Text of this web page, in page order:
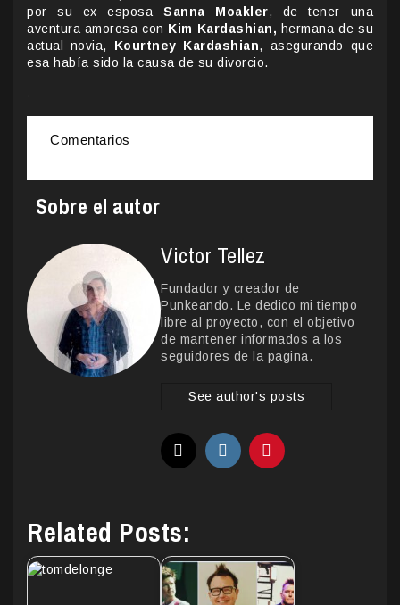
por su ex esposa Sanna Moakler, de tener una
aventura amorosa con Kim Kardashian, hermana de su
actual novia, Kourtney Kardashian, asegurando que
esa había sido la causa de su divorcio.
Comentarios
Sobre el autor
Victor Tellez
Fundador y creador de
Punkeando. Le dedico mi tiempo
libre al proyecto, con el objetivo
de mantener informados a los
seguidores de la pagina.
See author's posts
Related Posts: